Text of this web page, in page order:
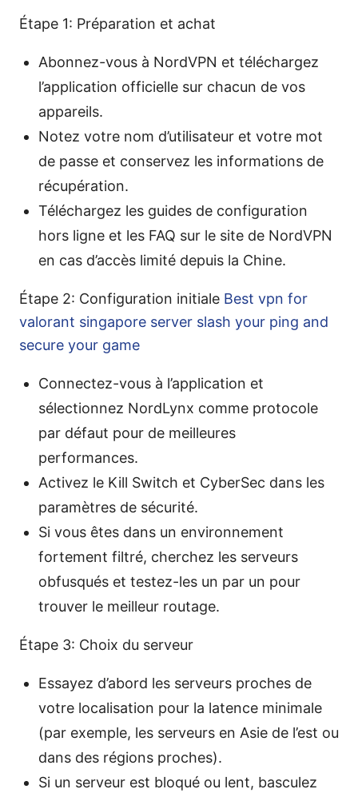
Étape 1: Préparation et achat
Abonnez-vous à NordVPN et téléchargez
l’application officielle sur chacun de vos
appareils.
Notez votre nom d’utilisateur et votre mot
de passe et conservez les informations de
récupération.
Téléchargez les guides de configuration
hors ligne et les FAQ sur le site de NordVPN
en cas d’accès limité depuis la Chine.
Étape 2: Configuration initiale Best vpn for
valorant singapore server slash your ping and
secure your game
Connectez-vous à l’application et
sélectionnez NordLynx comme protocole
par défaut pour de meilleures
performances.
Activez le Kill Switch et CyberSec dans les
paramètres de sécurité.
Si vous êtes dans un environnement
fortement filtré, cherchez les serveurs
obfusqués et testez-les un par un pour
trouver le meilleur routage.
Étape 3: Choix du serveur
Essayez d’abord les serveurs proches de
votre localisation pour la latence minimale
(par exemple, les serveurs en Asie de l’est ou
dans des régions proches).
Si un serveur est bloqué ou lent, basculez